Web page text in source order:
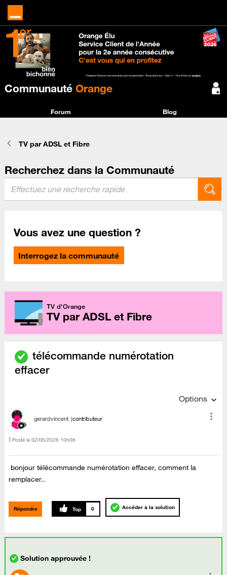
Communauté Orange
Forum Blog
TV par ADSL et Fibre
Recherchez dans la Communauté
Vous avez une question ?
Interrogez la communauté
TV d'Orange
TV par ADSL et Fibre
télécommande numérotation
effacer
Options
gerardvincent contributeur
Posté le ‎02/06/2026 10h06
bonjour télécommande numérotation effacer, comment la
remplacer..
Répondre 0 Accéder à la solution